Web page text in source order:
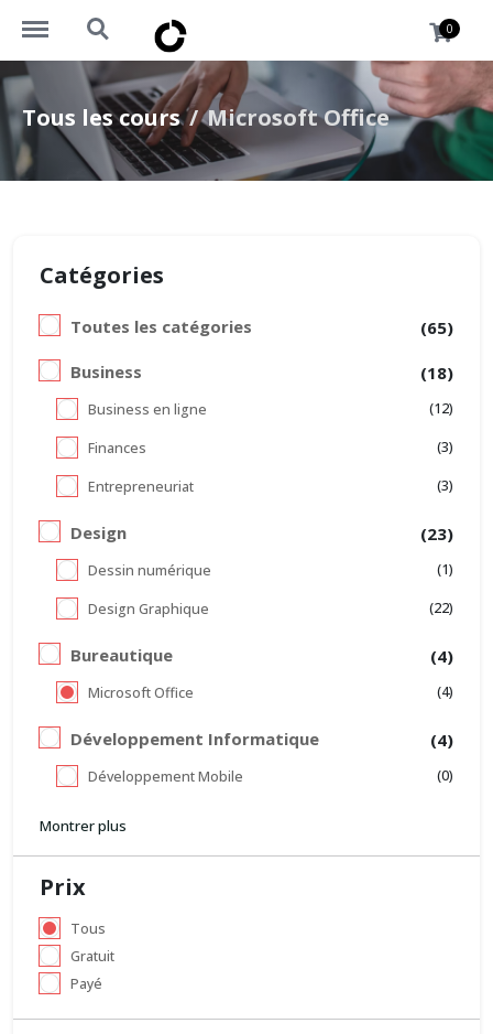
https://okademy.africa/menu
https://okademy.africa/search 0
Tous les cours Microsoft Office
Catégories
Toutes les catégories
(65)
Business
(18)
Business en ligne (12)
Finances (3)
Entrepreneuriat (3)
Design (23)
Dessin numérique (1)
Design Graphique (22)
Bureautique (4)
Microsoft Office (4)
Développement Informatique (4)
Développement Mobile (0)
Montrer plus
Prix
Tous
Gratuit
Payé